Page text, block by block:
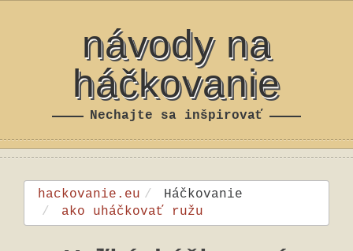
návody na
háčkovanie
Nechajte sa inšpirovať
hackovanie.eu
Háčkovanie
ako uháčkovať ružu